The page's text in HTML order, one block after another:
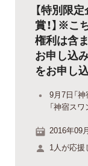
【特別限
賞！】※こ
権利は含
お申し込
をお申し
9月7日「
「神宿ス
2016年09
1人が応援